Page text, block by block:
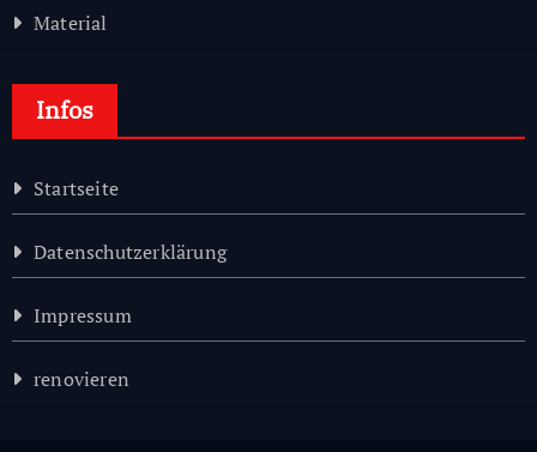
Material
Infos
Startseite
Datenschutzerklärung
Impressum
renovieren